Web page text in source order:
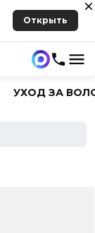
Открыть
УХОД ЗА